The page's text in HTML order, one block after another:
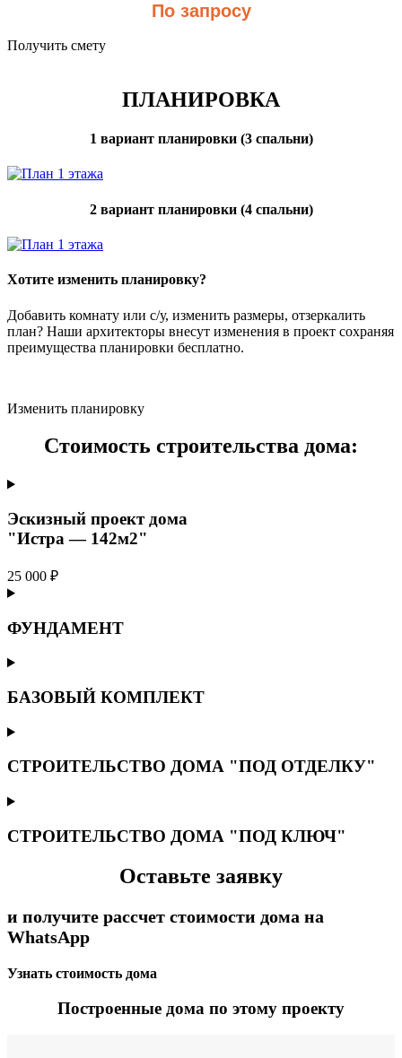
По запросу
Получить смету
ПЛАНИРОВКА
1 вариант планировки (3 спальни)
2 вариант планировки (4 спальни)
Хотите изменить планировку?
Добавить комнату или с/у, изменить размеры, отзеркалить
план? Наши архитекторы внесут изменения в проект сохраняя
преимущества планировки бесплатно.
Изменить планировку
Стоимость строительства дома:
Эскизный проект дома
"Истра — 142м2"
25 000 ₽
ФУНДАМЕНТ
БАЗОВЫЙ КОМПЛЕКТ
СТРОИТЕЛЬСТВО ДОМА "ПОД ОТДЕЛКУ"
СТРОИТЕЛЬСТВО ДОМА "ПОД КЛЮЧ"
Оставьте заявку
и получите рассчет стоимости дома на
WhatsApp
Узнать стоимость дома
Построенные дома по этому проекту